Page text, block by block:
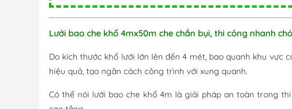
Lưới bao che khổ 4mx50m che chắn bụi, thi công nhanh
Do kích thước khổ lưới lớn lên đến 4 mét, bao quanh khu vực
hiệu quả, tạo ngăn cách công trình với xung quanh.
Có thể nói lưới bao che khổ 4m là giải pháp an toàn trong